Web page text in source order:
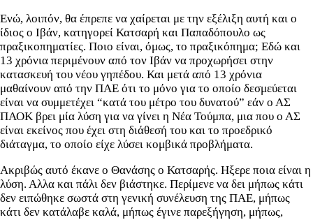
Ενώ, λοιπόν, θα έπρεπε να χαίρεται με την εξέλιξη αυτή και ο
ίδιος ο Ιβάν, κατηγορεί Κατσαρή και Παπαδόπουλο ως
πραξικοπηματίες. Ποιο είναι, όμως, το πραξικόπημα; Εδώ και
13 χρόνια περιμένουν από τον Ιβάν να προχωρήσει στην
κατασκευή του νέου γηπέδου. Και μετά από 13 χρόνια
μαθαίνουν από την ΠΑΕ ότι το μόνο για το οποίο δεσμεύεται
είναι να συμμετέχει “κατά του μέτρο του δυνατού” εάν ο ΑΣ
ΠΑΟΚ βρει μία λύση για να γίνει η Νέα Τούμπα, μια που ο ΑΣ
είναι εκείνος που έχει στη διάθεσή του και το προεδρικό
διάταγμα, το οποίο είχε λύσει κομβικά προβλήματα.
Ακριβώς αυτό έκανε ο Θανάσης ο Κατσαρής. Ηξερε ποια είναι η
λύση. Αλλα και πάλι δεν βιάστηκε. Περίμενε να δει μήπως κάτι
δεν ειπώθηκε σωστά στη γενική συνέλευση της ΠΑΕ, μήπως
κάτι δεν κατάλαβε καλά, μήπως έγινε παρεξήγηση, μήπως,